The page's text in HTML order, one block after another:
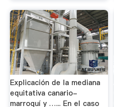
Explicación de la mediana
equitativa canario-
marroquí y …... En el caso